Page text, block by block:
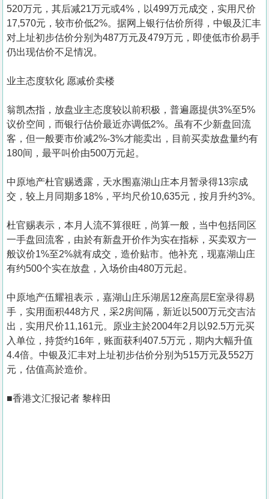
520万元，其后减21万元或4%，以499万元成交，实用尺价
17,570元，较市价低2%。据网上银行估价所得，中银及汇丰
对上址初步估价分别为487万元及479万元，即使低市价易手
仍出现估价不足情况。
业主态度软化 愿减价卖楼
翁凯杰指，放盘业主态度较以前积极，普遍愿提供3%至5%
议价空间，而银行估价最近亦调低2%。虽有不少新盘回流
客，但一般要市价减2%-3%才能卖出，目前买卖放盘量约有
180间，最平叫价由500万元起。
中原地产杜官赐透露，天水围嘉湖山庄本月暂录得13宗成
交，较上月同期多18%，平均尺价10,635元，按月升约3%。
杜官赐表示，本月人流不算很旺，尚算一般，当中包括同区
一手盘回流客，由於有新盘开价作为实在指标，买卖双方一
般议价1%至2%就有成交，造价贴市。他补充，现嘉湖山庄
有约500个实在放盘，入场价由480万元起。
中原地产伍耀祖表示，嘉湖山庄乐湖居12座高层E室录得易
手，实用面积448方尺，采2房间隔，新近以500万元交吉沽
出，实用尺价11,161元。原业主於2004年2月以92.5万元买
入单位，持货约16年，账面获利407.5万元，期内大幅升值
4.4倍。中银及汇丰对上址初步估价分别为515万元及552万
元，估值高於造价。
■香港文汇报记者 黎梓田